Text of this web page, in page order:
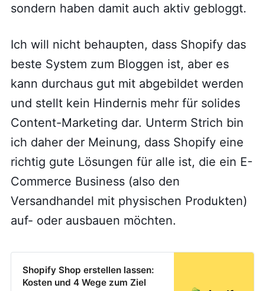
sondern haben damit auch aktiv gebloggt.
Ich will nicht behaupten, dass Shopify das
beste System zum Bloggen ist, aber es
kann durchaus gut mit abgebildet werden
und stellt kein Hindernis mehr für solides
Content-Marketing dar. Unterm Strich bin
ich daher der Meinung, dass Shopify eine
richtig gute Lösungen für alle ist, die ein E-
Commerce Business (also den
Versandhandel mit physischen Produkten)
auf- oder ausbauen möchten.
Shopify Shop erstellen lassen:
Kosten und 4 Wege zum Ziel